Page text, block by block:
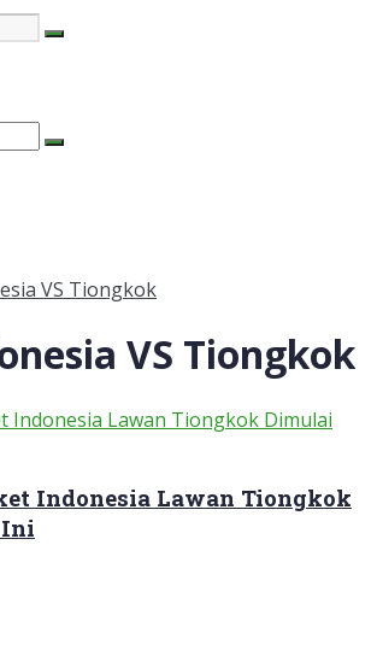
VS Tiongkok
VS Tiongkok
Indonesia Lawan Tiongkok